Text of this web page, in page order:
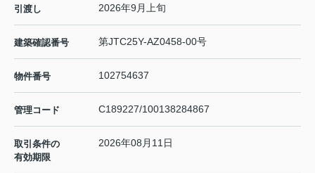
引渡し 2026年9月上旬
建築確認番号 第JTC25Y-AZ0458-00号
物件番号 102754637
管理コード C189227/100138284867
取引条件の
有効期限
2026年08月11日